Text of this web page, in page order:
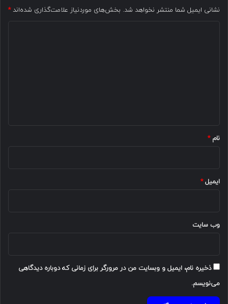
نشانی ایمیل شما منتشر نخواهد شد. بخش‌های موردنیاز علامت‌گذاری شده‌اند*
نام*
ایمیل*
وب‌ سایت
ذخیره نام، ایمیل و وبسایت من در مرورگر برای زمانی که دوباره دیدگاهی
می‌نویسم.